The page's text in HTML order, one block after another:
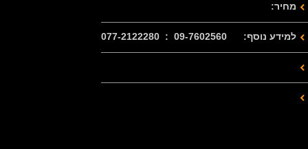
מחיר:
למידע נוסף: 09-7602560 : 077-2122280